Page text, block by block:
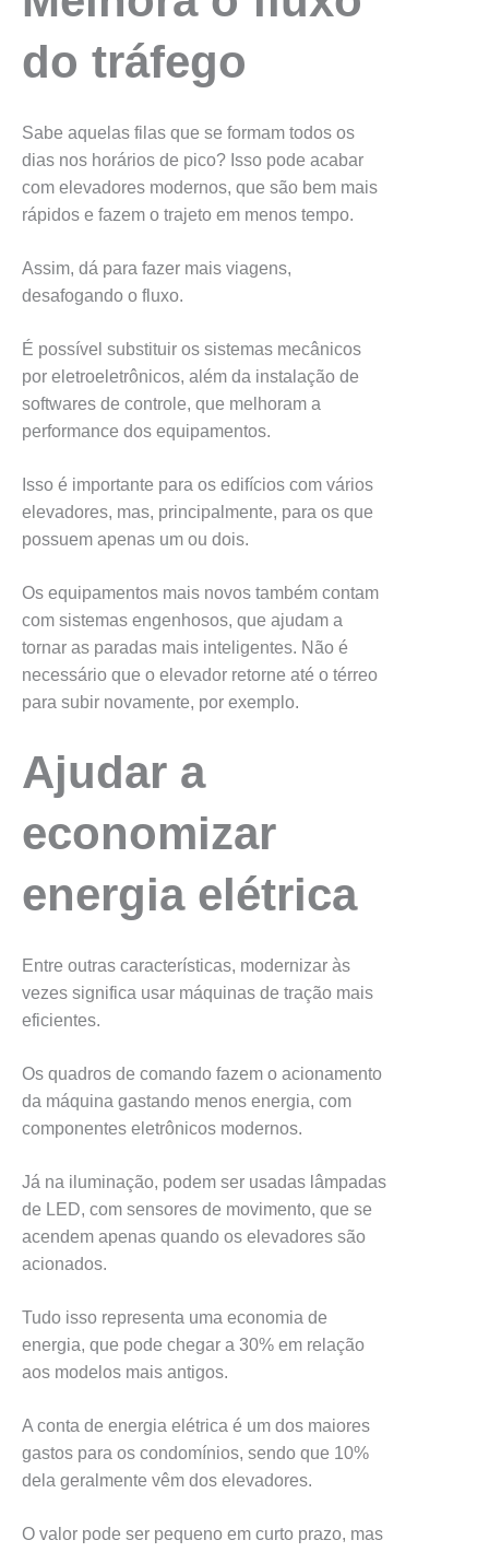
do tráfego
Sabe aquelas filas que se formam todos os
dias nos horários de pico? Isso pode acabar
com elevadores modernos, que são bem mais
rápidos e fazem o trajeto em menos tempo.
Assim, dá para fazer mais viagens,
desafogando o fluxo.
É possível substituir os sistemas mecânicos
por eletroeletrônicos, além da instalação de
softwares de controle, que melhoram a
performance dos equipamentos.
Isso é importante para os edifícios com vários
elevadores, mas, principalmente, para os que
possuem apenas um ou dois.
Os equipamentos mais novos também contam
com sistemas engenhosos, que ajudam a
tornar as paradas mais inteligentes. Não é
necessário que o elevador retorne até o térreo
para subir novamente, por exemplo.
Ajudar a
economizar
energia elétrica
Entre outras características, modernizar às
vezes significa usar máquinas de tração mais
eficientes.
Os quadros de comando fazem o acionamento
da máquina gastando menos energia, com
componentes eletrônicos modernos.
Já na iluminação, podem ser usadas lâmpadas
de LED, com sensores de movimento, que se
acendem apenas quando os elevadores são
acionados.
Tudo isso representa uma economia de
energia, que pode chegar a 30% em relação
aos modelos mais antigos.
A conta de energia elétrica é um dos maiores
gastos para os condomínios, sendo que 10%
dela geralmente vêm dos elevadores.
O valor pode ser pequeno em curto prazo, mas